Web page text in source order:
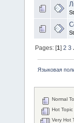
Pages: [1]2 3
Языковая
Normal
Hot
Very Hot